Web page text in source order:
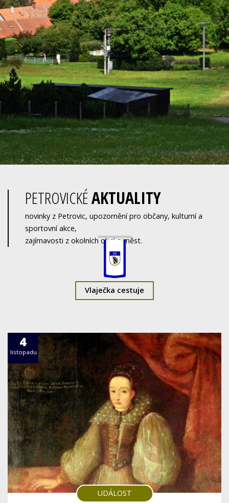
PETROVICKÉAKTUALITY
novinky z Petrovic, upozornění pro občany, kulturní a
sportovní akce,
zajímavosti z okolních obcí a měst.
Vlaječka cestuje
4
listopadu
UDÁLOST